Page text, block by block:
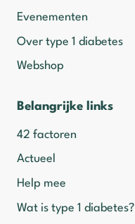
Evenementen
Over type 1 diabetes
Webshop
Belangrijke links
42 factoren
Actueel
Help mee
Wat is type 1 diabetes?